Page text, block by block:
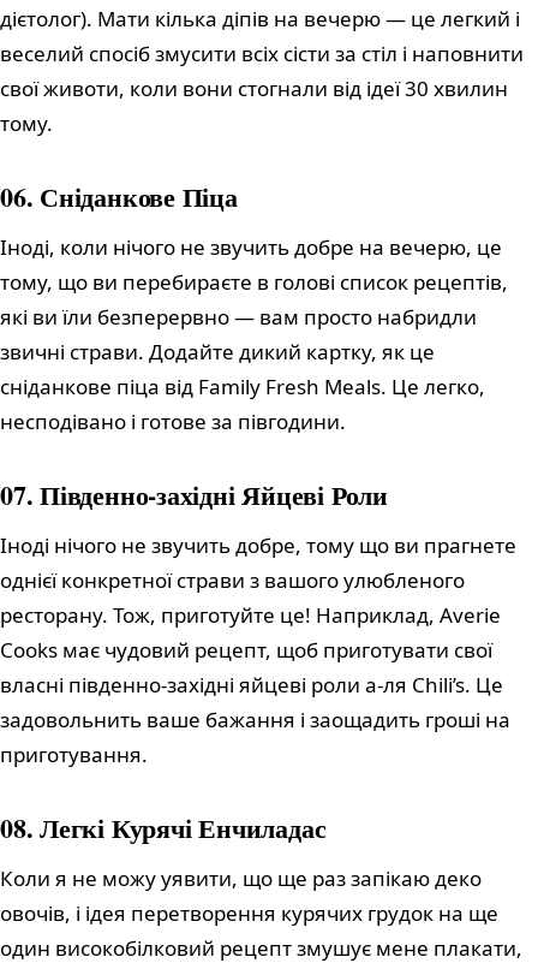
дієтолог). Мати кілька діпів на вечерю — це легкий і
веселий спосіб змусити всіх сісти за стіл і наповнити
свої животи, коли вони стогнали від ідеї 30 хвилин
тому.
06. Сніданкове Піца
Іноді, коли нічого не звучить добре на вечерю, це
тому, що ви перебираєте в голові список рецептів,
які ви їли безперервно — вам просто набридли
звичні страви. Додайте дикий картку, як це
сніданкове піца від Family Fresh Meals. Це легко,
несподівано і готове за півгодини.
07. Південно-західні Яйцеві Роли
Іноді нічого не звучить добре, тому що ви прагнете
однієї конкретної страви з вашого улюбленого
ресторану. Тож, приготуйте це! Наприклад, Averie
Cooks має чудовий рецепт, щоб приготувати свої
власні південно-західні яйцеві роли а-ля Chili’s. Це
задовольнить ваше бажання і заощадить гроші на
приготування.
08. Легкі Курячі Енчиладас
Коли я не можу уявити, що ще раз запікаю деко
овочів, і ідея перетворення курячих грудок на ще
один високобілковий рецепт змушує мене плакати,